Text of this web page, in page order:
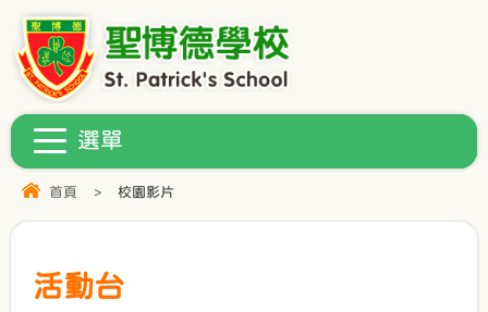
首頁 > 校園影片
活動台